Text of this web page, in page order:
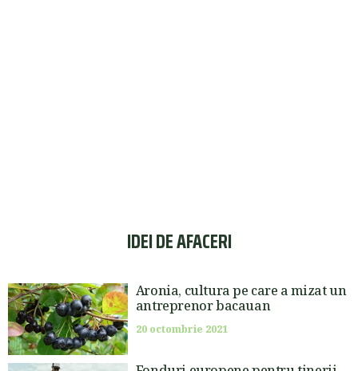
IDEI DE AFACERI
Aronia, cultura pe care a mizat un
antreprenor bacauan
20 octombrie 2021